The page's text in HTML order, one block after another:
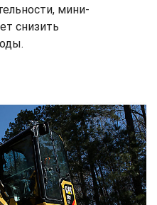
мини-
снизить